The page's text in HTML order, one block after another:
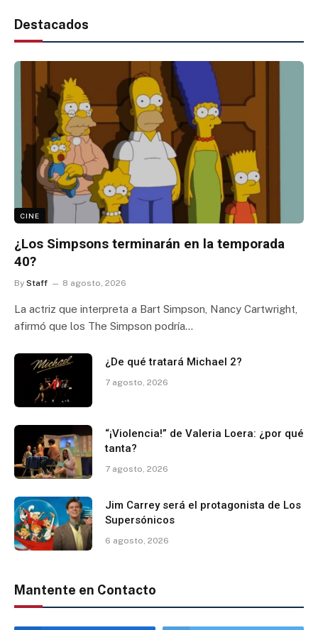
Destacados
CINE
¿Los Simpsons terminarán en la temporada
40?
By Staff 8 agosto, 2026
La actriz que interpreta a Bart Simpson, Nancy Cartwright,
afirmó que los The Simpson podría…
¿De qué tratará Michael 2?
7 agosto, 2026
“¡Violencia!” de Valeria Loera: ¿por qué
tanta?
7 agosto, 2026
Jim Carrey será el protagonista de Los
Supersónicos
6 agosto, 2026
Mantente en Contacto